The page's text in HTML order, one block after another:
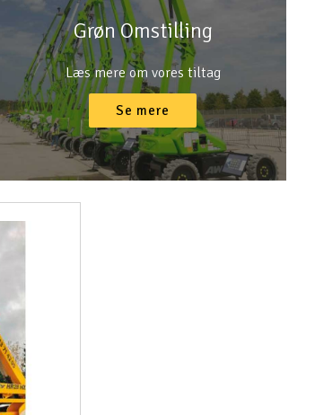
Grøn Omstilling
Læs mere om vores tiltag
Se mere